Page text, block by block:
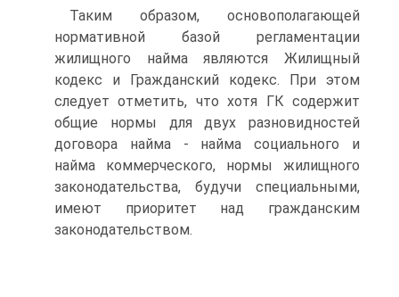
Таким образом, основополагающей
нормативной базой регламентации
жилищного найма являются Жилищный
кодекс и Гражданский кодекс. При этом
следует отметить, что хотя ГК содержит
общие нормы для двух разновидностей
договора найма - найма социального и
найма коммерческого, нормы жилищного
законодательства, будучи специальными,
имеют приоритет над гражданским
законодательством.